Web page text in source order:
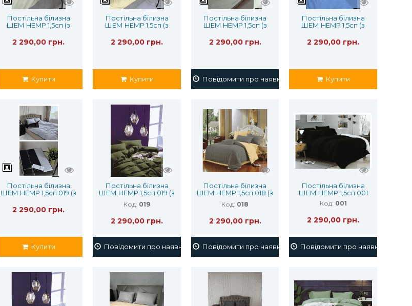
Постільна білизна
ШЕМ HEMP 1,5сп (з
волокном)
2 290,00 грн.
Купити
Постільна білизна
ШЕМ HEMP 1,5сп (з
волокном)
2 290,00 грн.
Купити
Постільна білизна
ШЕМ HEMP 1,5сп (з
волокном)
2 290,00 грн.
Повідомити про наявність
Постільна білизна
ШЕМ HEMP 1,5сп (з
волокном)
2 290,00 грн.
Купити
Постільна білизна
ШЕМ HEMP 1,5сп 019 (з
волокном)
2 290,00 грн.
Купити
Постільна білизна
ШЕМ HEMP 1,5сп 019 (з
конопляним
волокном)
Код: 019
2 290,00 грн.
Повідомити про наявність
Постільна білизна
ШЕМ HEMP 1,5сп 018 (з
конопляним
волокном)
Код: 018
2 290,00 грн.
Повідомити про наявність
Постільна білизна
ШЕМ HEMP 1,5сп 001
Код: 001
2 290,00 грн.
Повідомити про наявність